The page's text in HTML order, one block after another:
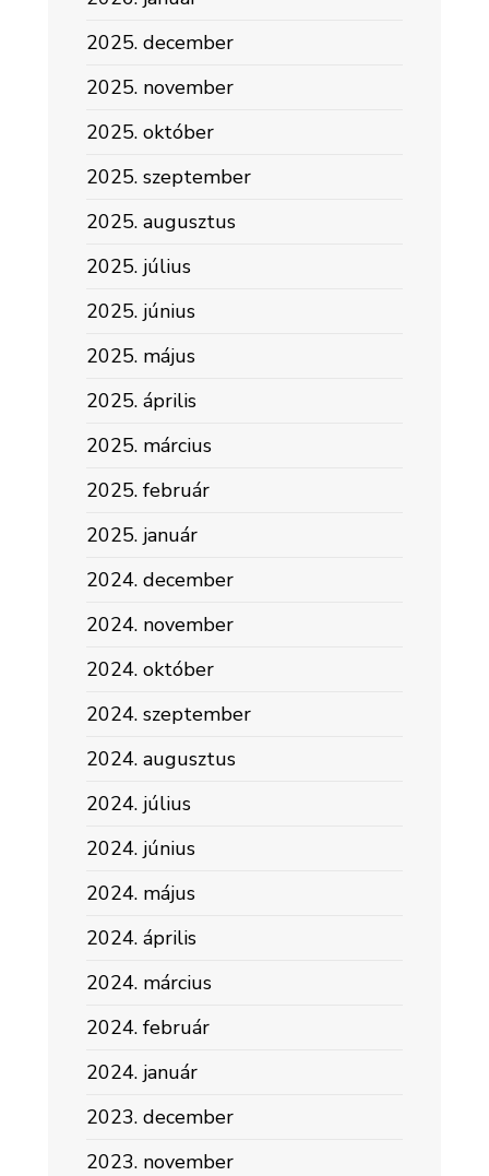
2025. december
2025. november
2025. október
2025. szeptember
2025. augusztus
2025. július
2025. június
2025. május
2025. április
2025. március
2025. február
2025. január
2024. december
2024. november
2024. október
2024. szeptember
2024. augusztus
2024. július
2024. június
2024. május
2024. április
2024. március
2024. február
2024. január
2023. december
2023. november